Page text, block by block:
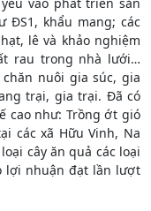
ĐS1, khẩu mang; các
lê và khảo nghiệm
rau trong nhà lưới…
nuôi gia súc, gia
trại, gia trại. Đã có
cao như: Trồng ớt gió
các xã Hữu Vinh, Na
cây ăn quả các loại
lợi nhuận đạt lần lượt